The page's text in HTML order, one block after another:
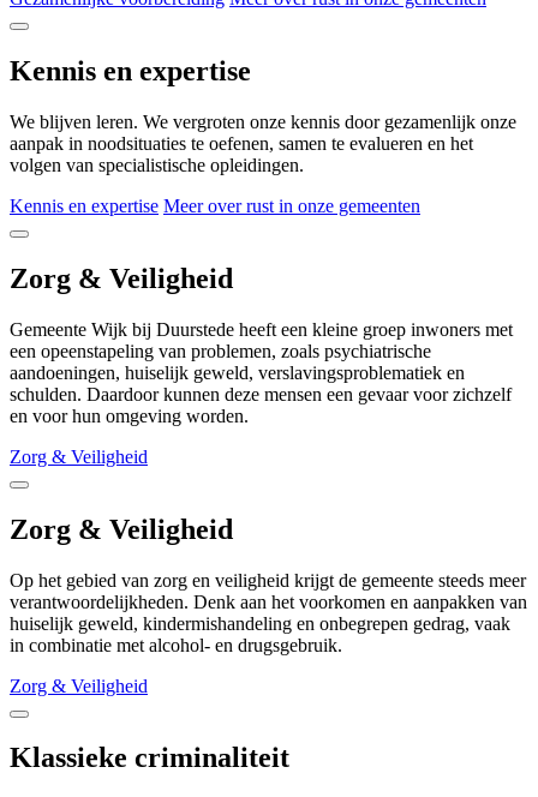
Kennis en expertise
We blijven leren. We vergroten onze kennis door gezamenlijk onze
aanpak in noodsituaties te oefenen, samen te evalueren en het
volgen van specialistische opleidingen.
Kennis en expertise Meer over rust in onze gemeenten
Zorg & Veiligheid
Gemeente Wijk bij Duurstede heeft een kleine groep inwoners met
een opeenstapeling van problemen, zoals psychiatrische
aandoeningen, huiselijk geweld, verslavingsproblematiek en
schulden. Daardoor kunnen deze mensen een gevaar voor zichzelf
en voor hun omgeving worden.
Zorg & Veiligheid
Zorg & Veiligheid
Op het gebied van zorg en veiligheid krijgt de gemeente steeds meer
verantwoordelijkheden. Denk aan het voorkomen en aanpakken van
huiselijk geweld, kindermishandeling en onbegrepen gedrag, vaak
in combinatie met alcohol- en drugsgebruik.
Zorg & Veiligheid
Klassieke criminaliteit